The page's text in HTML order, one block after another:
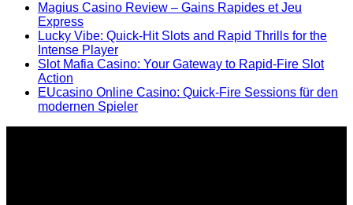
Magius Casino Review – Gains Rapides et Jeu
Express
Lucky Vibe: Quick‑Hit Slots and Rapid Thrills for the
Intense Player
Slot Mafia Casino: Your Gateway to Rapid‑Fire Slot
Action
EUcasino Online Casino: Quick‑Fire Sessions für den
modernen Spieler